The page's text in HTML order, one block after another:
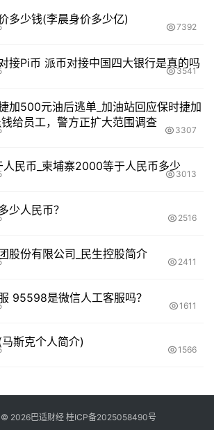
多少钱(李晨身价多少亿)
7392
接Pi币 派币对接中国四大银行是真的吗
3541
加500元油后逃单_加油站回应保时捷加
给员工，警方正扩大范围调查
3307
民币_柬埔寨2000等于人民币多少
3013
少人民币？
2516
股份有限公司_民生控股简介
2411
95598是微信人工客服吗？
1611
斯克个人简介)
1566
© 2026巴适财经 桂ICP备2025058490号